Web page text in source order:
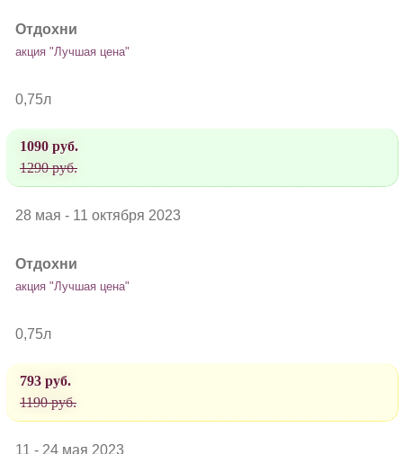
Отдохни
акция "Лучшая цена"
0,75л
1090 руб.
1290 руб.
28 мая - 11 октября 2023
Отдохни
акция "Лучшая цена"
0,75л
793 руб.
1190 руб.
11 - 24 мая 2023